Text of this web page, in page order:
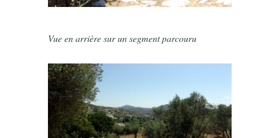
Vue en arrière sur un segment parcouru